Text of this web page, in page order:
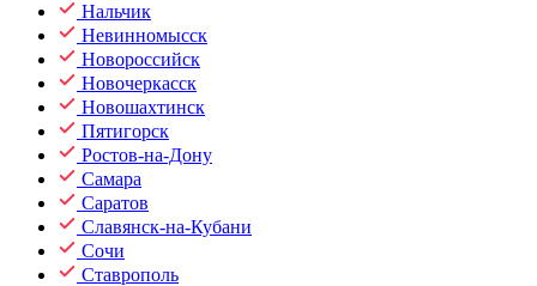
Нальчик
Невинномысск
Новороссийск
Новочеркасск
Новошахтинск
Пятигорск
Ростов-на-Дону
Самара
Саратов
Славянск-на-Кубани
Сочи
Ставрополь